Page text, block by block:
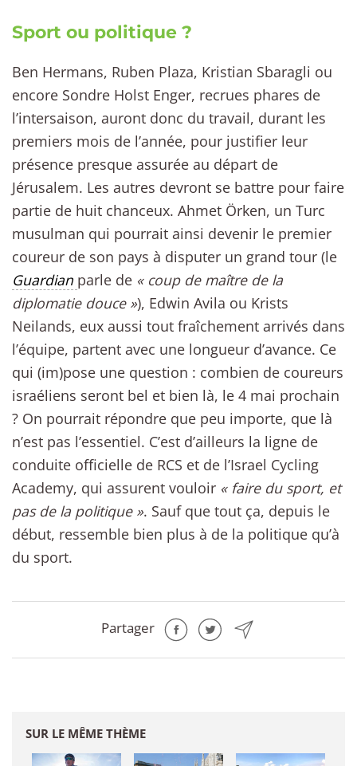
Sport ou politique ?
Ben Hermans, Ruben Plaza, Kristian Sbaragli ou
encore Sondre Holst Enger, recrues phares de
l’intersaison, auront donc du travail, durant les
premiers mois de l’année, pour justifier leur
présence presque assurée au départ de
Jérusalem. Les autres devront se battre pour faire
partie de huit chanceux. Ahmet Örken, un Turc
musulman qui pourrait ainsi devenir le premier
coureur de son pays à disputer un grand tour (le
Guardian parle de « coup de maître de la
diplomatie douce »), Edwin Avila ou Krists
Neilands, eux aussi tout fraîchement arrivés dans
l’équipe, partent avec une longueur d’avance. Ce
qui (im)pose une question : combien de coureurs
israéliens seront bel et bien là, le 4 mai prochain
? On pourrait répondre que peu importe, que là
n’est pas l’essentiel. C’est d’ailleurs la ligne de
conduite officielle de RCS et de l’Israel Cycling
Academy, qui assurent vouloir « faire du sport, et
pas de la politique ». Sauf que tout ça, depuis le
début, ressemble bien plus à de la politique qu’à
du sport.
Partager
SUR LE MÊME THÈME